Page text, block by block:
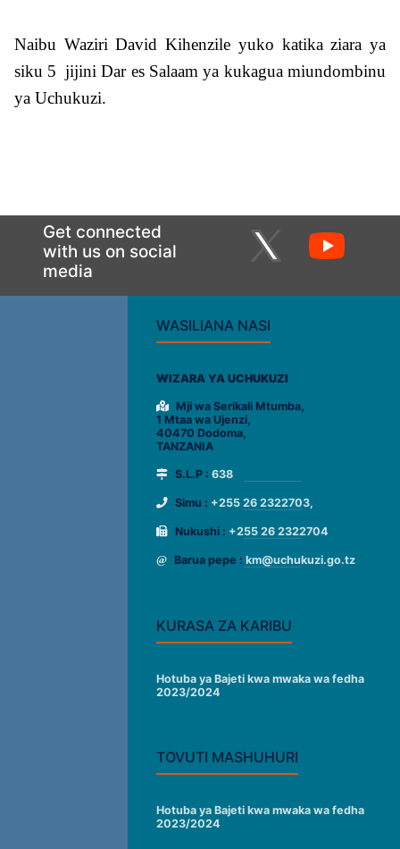
Naibu Waziri David Kihenzile yuko katika ziara ya
siku 5 jijini Dar es Salaam ya kukagua miundombinu
ya Uchukuzi.
Get connected
with us on social
media
WASILIANA NASI
WIZARA YA UCHUKUZI
Mji wa Serikali Mtumba,
1 Mtaa wa Ujenzi,
40470 Dodoma,
TANZANIA
S.L.P : 638
Simu : +255 26 2322703,
Nukushi : +255 26 2322704
Barua pepe : km@uchukuzi.go.tz
KURASA ZA KARIBU
Hotuba ya Bajeti kwa mwaka wa fedha
2023/2024
TOVUTI MASHUHURI
Hotuba ya Bajeti kwa mwaka wa fedha
2023/2024